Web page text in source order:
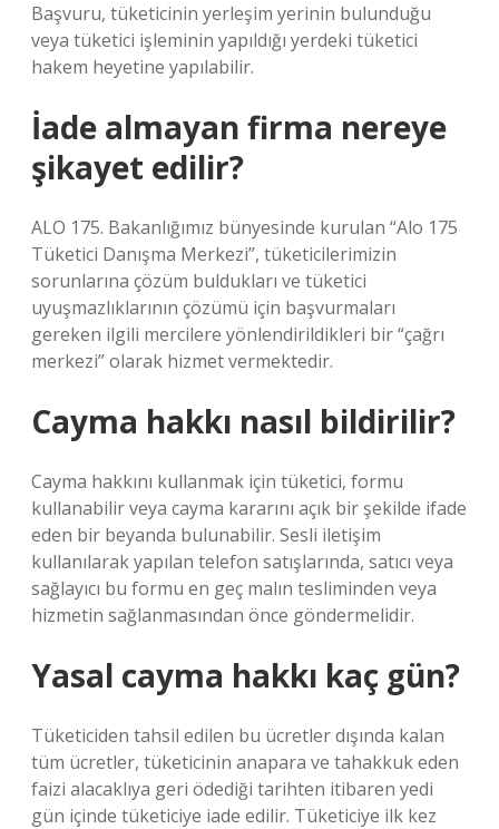
Başvuru, tüketicinin yerleşim yerinin bulunduğu
veya tüketici işleminin yapıldığı yerdeki tüketici
hakem heyetine yapılabilir.
İade almayan firma nereye
şikayet edilir?
ALO 175. Bakanlığımız bünyesinde kurulan “Alo 175
Tüketici Danışma Merkezi”, tüketicilerimizin
sorunlarına çözüm buldukları ve tüketici
uyuşmazlıklarının çözümü için başvurmaları
gereken ilgili mercilere yönlendirildikleri bir “çağrı
merkezi” olarak hizmet vermektedir.
Cayma hakkı nasıl bildirilir?
Cayma hakkını kullanmak için tüketici, formu
kullanabilir veya cayma kararını açık bir şekilde ifade
eden bir beyanda bulunabilir. Sesli iletişim
kullanılarak yapılan telefon satışlarında, satıcı veya
sağlayıcı bu formu en geç malın tesliminden veya
hizmetin sağlanmasından önce göndermelidir.
Yasal cayma hakkı kaç gün?
Tüketiciden tahsil edilen bu ücretler dışında kalan
tüm ücretler, tüketicinin anapara ve tahakkuk eden
faizi alacaklıya geri ödediği tarihten itibaren yedi
gün içinde tüketiciye iade edilir. Tüketiciye ilk kez